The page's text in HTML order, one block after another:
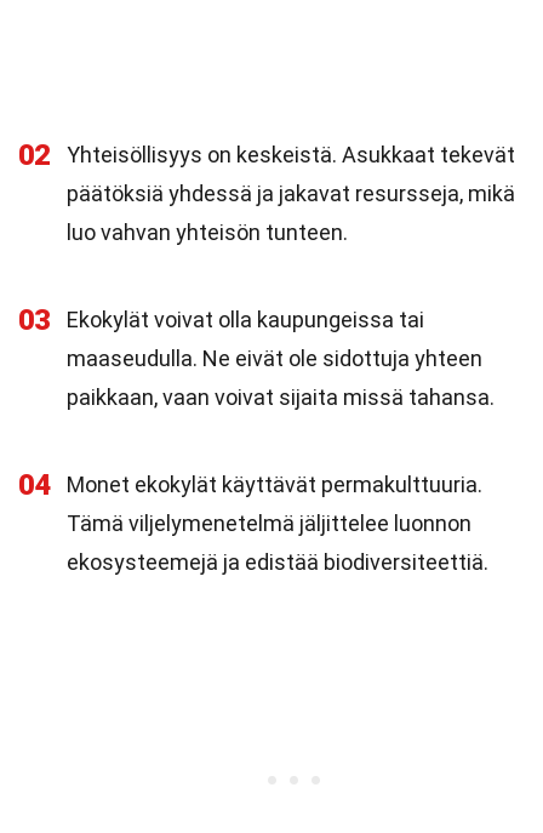
02
Yhteisöllisyys on keskeistä. Asukkaat tekevät
päätöksiä yhdessä ja jakavat resursseja, mikä
luo vahvan yhteisön tunteen.
03
Ekokylät voivat olla kaupungeissa tai
maaseudulla. Ne eivät ole sidottuja yhteen
paikkaan, vaan voivat sijaita missä tahansa.
04
Monet ekokylät käyttävät permakulttuuria.
Tämä viljelymenetelmä jäljittelee luonnon
ekosysteemejä ja edistää biodiversiteettiä.